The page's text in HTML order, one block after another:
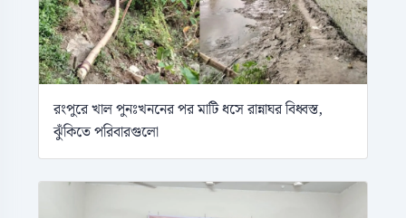
রংপুরে খাল পুনঃখননের পর মাটি ধসে রান্নাঘর বিধ্বস্ত,
ঝুঁকিতে পরিবারগুলো